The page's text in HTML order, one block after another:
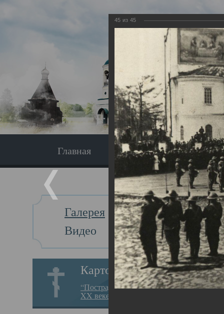
Главная Экскурсия
Галерея
Видео
Картотека
“Пострадавшие за веру в
XX веке на Севере”
Главная
45 из 45